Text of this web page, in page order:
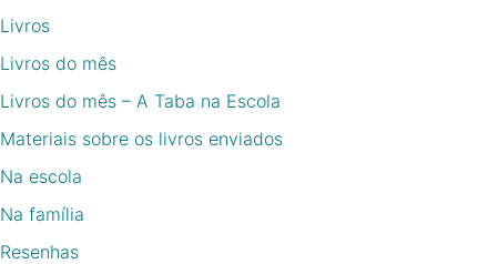
Livros
Livros do mês
Livros do mês – A Taba na Escola
Materiais sobre os livros enviados
Na escola
Na família
Resenhas